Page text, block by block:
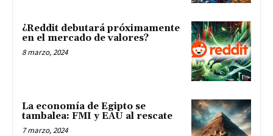
¿Reddit debutará próximamente
en el mercado de valores?
8 marzo, 2024
La economía de Egipto se
tambalea: FMI y EAU al rescate
7 marzo, 2024